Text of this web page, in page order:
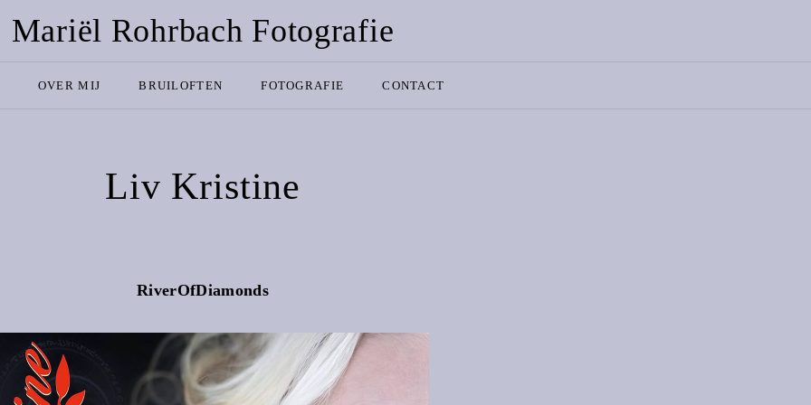
Mariël Rohrbach Fotografie
OVER MIJ BRUILOFTEN FOTOGRAFIE CONTACT
Liv Kristine
RiverOfDiamonds